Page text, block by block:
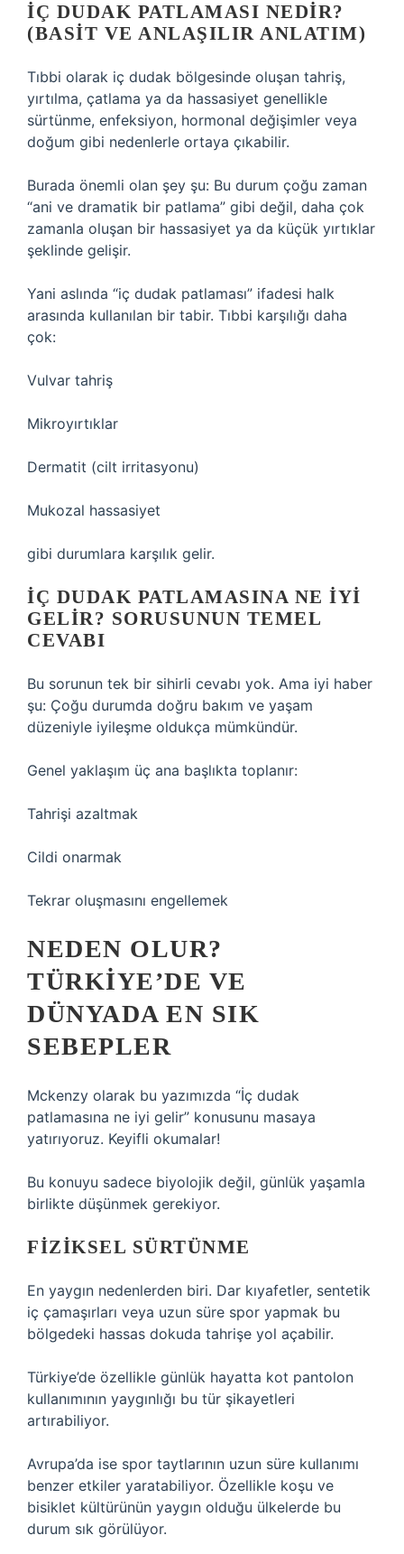
İÇ DUDAK PATLAMASI NEDIR?
(BASIT VE ANLAŞILIR ANLATIM)
Tıbbi olarak iç dudak bölgesinde oluşan tahriş,
yırtılma, çatlama ya da hassasiyet genellikle
sürtünme, enfeksiyon, hormonal değişimler veya
doğum gibi nedenlerle ortaya çıkabilir.
Burada önemli olan şey şu: Bu durum çoğu zaman
“ani ve dramatik bir patlama” gibi değil, daha çok
zamanla oluşan bir hassasiyet ya da küçük yırtıklar
şeklinde gelişir.
Yani aslında “iç dudak patlaması” ifadesi halk
arasında kullanılan bir tabir. Tıbbi karşılığı daha
çok:
Vulvar tahriş
Mikroyırtıklar
Dermatit (cilt irritasyonu)
Mukozal hassasiyet
gibi durumlara karşılık gelir.
İÇ DUDAK PATLAMASINA NE IYI
GELIR? SORUSUNUN TEMEL
CEVABI
Bu sorunun tek bir sihirli cevabı yok. Ama iyi haber
şu: Çoğu durumda doğru bakım ve yaşam
düzeniyle iyileşme oldukça mümkündür.
Genel yaklaşım üç ana başlıkta toplanır:
Tahrişi azaltmak
Cildi onarmak
Tekrar oluşmasını engellemek
NEDEN OLUR?
TÜRKIYE’DE VE
DÜNYADA EN SIK
SEBEPLER
Mckenzy olarak bu yazımızda “İç dudak
patlamasına ne iyi gelir” konusunu masaya
yatırıyoruz. Keyifli okumalar!
Bu konuyu sadece biyolojik değil, günlük yaşamla
birlikte düşünmek gerekiyor.
FIZIKSEL SÜRTÜNME
En yaygın nedenlerden biri. Dar kıyafetler, sentetik
iç çamaşırları veya uzun süre spor yapmak bu
bölgedeki hassas dokuda tahrişe yol açabilir.
Türkiye’de özellikle günlük hayatta kot pantolon
kullanımının yaygınlığı bu tür şikayetleri
artırabiliyor.
Avrupa’da ise spor taytlarının uzun süre kullanımı
benzer etkiler yaratabiliyor. Özellikle koşu ve
bisiklet kültürünün yaygın olduğu ülkelerde bu
durum sık görülüyor.